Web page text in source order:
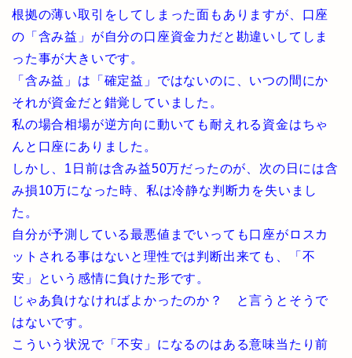
根拠の薄い取引をしてしまった面もありますが、口座
の「含み益」が自分の口座資金力だと勘違いしてしま
った事が大きいです。
「含み益」は「確定益」ではないのに、いつの間にか
それが資金だと錯覚していました。
私の場合相場が逆方向に動いても耐えれる資金はちゃ
んと口座にありました。
しかし、1日前は含み益50万だったのが、次の日には含
み損10万になった時、私は冷静な判断力を失いまし
た。
自分が予測している最悪値までいっても口座がロスカ
ットされる事はないと理性では判断出来ても、「不
安」という感情に負けた形です。
じゃあ負けなければよかったのか？ と言うとそうで
はないです。
こういう状況で「不安」になるのはある意味当たり前